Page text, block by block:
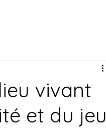
vivant
et du jeu